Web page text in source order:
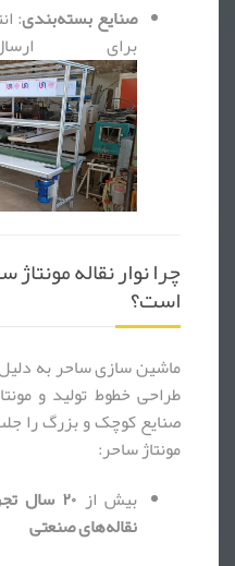
صنایع بسته‌بندی:
برای
چرا نوار نقاله
است؟
ماشین سازی ساحر به
طراحی خطوط تولید و
صنایع کوچک و بزرگ را
مونتاژ ساحر:
بیش از
۲۰ سال
نقاله‌های صنعتی